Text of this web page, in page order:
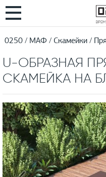
0250 МАФ Скамейки
U-ОБРАЗНАЯ
СКАМЕЙКА НА